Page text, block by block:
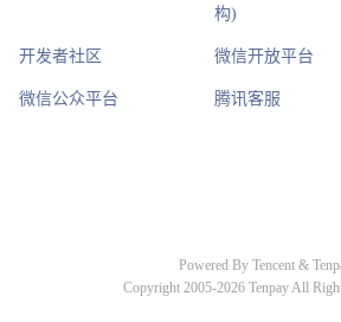
构)
开发者社区 微信开放平台
微信公众平台 腾讯客服
Powered By Tencent &
Copyright 2005-2026 Tenpay All